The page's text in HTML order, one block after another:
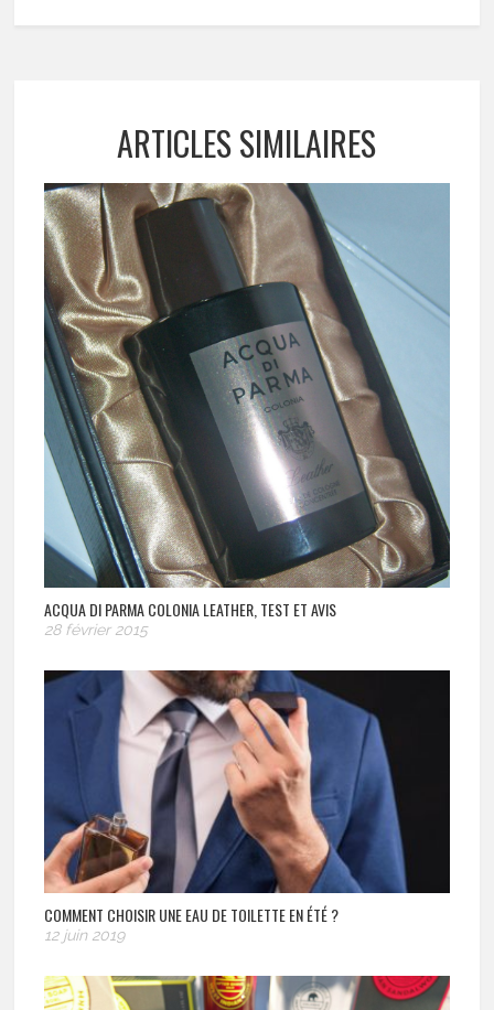
ARTICLES SIMILAIRES
ACQUA DI PARMA COLONIA LEATHER, TEST ET AVIS
28 février 2015
COMMENT CHOISIR UNE EAU DE TOILETTE EN ÉTÉ ?
12 juin 2019